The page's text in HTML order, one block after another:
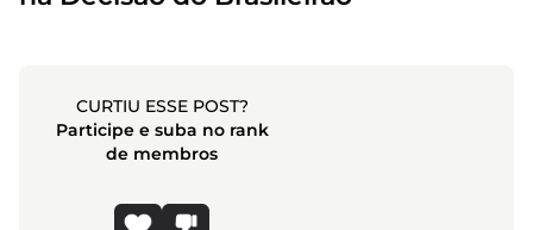
CURTIU ESSE POST?
Participe e suba no rank
de membros